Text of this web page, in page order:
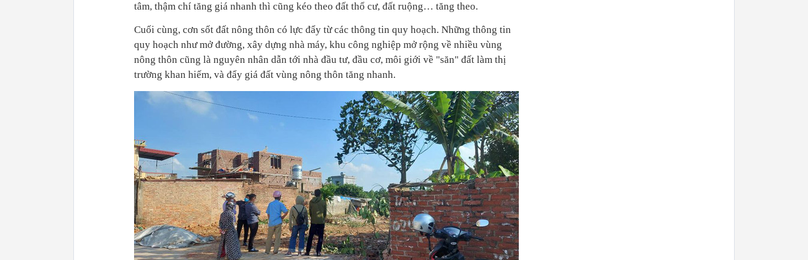
tâm, thậm chí tăng giá nhanh thì cũng kéo theo đất thổ cư, đất ruộng… tăng theo.
Cuối cùng, cơn sốt đất nông thôn có lực đẩy từ các thông tin quy hoạch. Những thông tin
quy hoạch như mở đường, xây dựng nhà máy, khu công nghiệp mở rộng về nhiều vùng
nông thôn cũng là nguyên nhân dẫn tới nhà đầu tư, đầu cơ, môi giới về "săn" đất làm thị
trường khan hiếm, và đẩy giá đất vùng nông thôn tăng nhanh.